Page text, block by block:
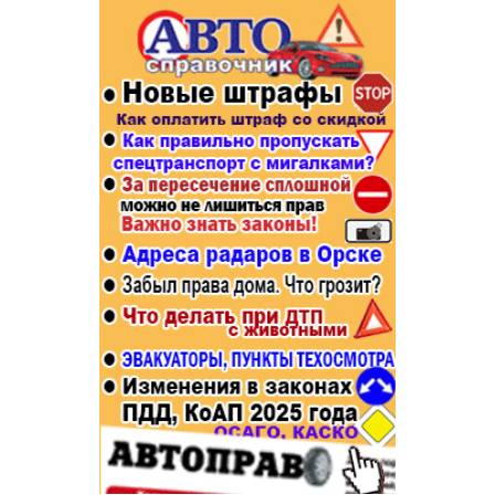
Афиша
Строительство и ремонт
Авто и мото
Рестораны, кафе, бары
Спорт Фитнес
Недвижимость
Красота Косметология
Телекоммуникации и связь
Торговля
Бизнес и финансы
Юристы, Экспертиза, Страхование
Ремонт
Социальные организации
Это интересно
Администрация
Популярное →
Строительство и ремонт